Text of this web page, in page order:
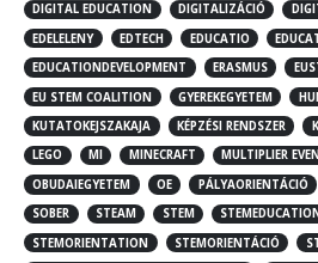
DIGITAL EDUCATION
DIGITALIZÁCIÓ
EDELELENY
EDTECH EDUCATIO
EDUCATIONDEVELOPMENT
ERASMUS
EU STEM COALITION
GYEREKEGYETEM
KUTATOKEJSZAKAJA
KÉPZÉSI RENDSZER
LEGO
MI MINECRAFT MULTIPLIER
OBUDAIEGYETEM
OE PÁLYAORIENTÁCIÓ
SOBER
STEAM STEM STEMEDUCATION
STEMORIENTATION
STEMORIENTÁCIÓ